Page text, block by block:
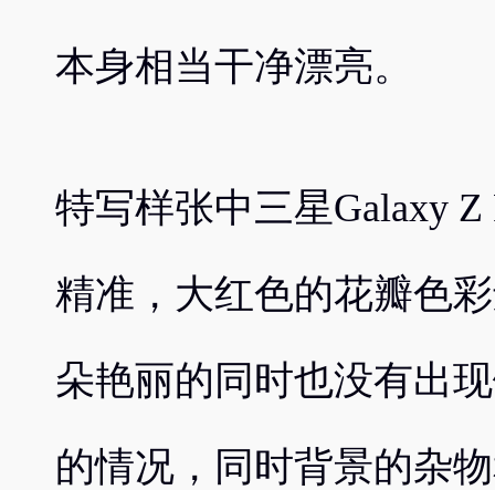
本身相当干净漂亮。
特写样张中三星Galaxy
精准，大红色的花瓣色
朵艳丽的同时也没有出
的情况，同时背景的杂